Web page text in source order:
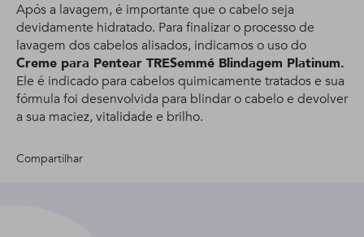
Após a lavagem, é importante que o cabelo seja
devidamente hidratado. Para finalizar o processo de
lavagem dos cabelos alisados, indicamos o uso do
Creme para Pentear TRESemmé Blindagem Platinum.
Ele é indicado para cabelos quimicamente tratados e sua
fórmula foi desenvolvida para blindar o cabelo e devolver
a sua maciez, vitalidade e brilho.
Compartilhar